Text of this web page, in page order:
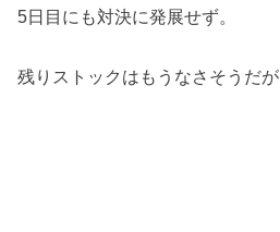
5日目にも対決に発展せず。
残りストックはもうなさそうだが